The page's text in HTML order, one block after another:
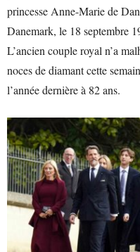
princesse Anne-Marie de
Danemark, le 18 septembre
L’ancien couple royal n’a
noces de diamant cette
l’année dernière à 82 ans.